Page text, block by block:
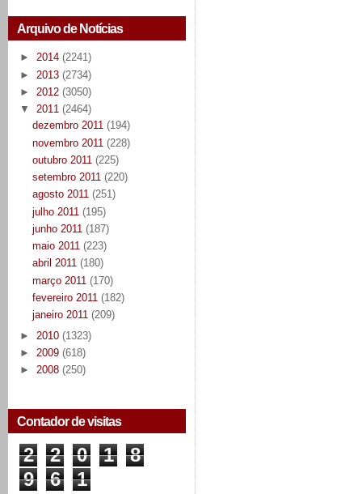
Arquivo de Notícias
► 2014 (2241)
► 2013 (2734)
► 2012 (3050)
▼ 2011 (2464)
dezembro 2011 (194)
novembro 2011 (228)
outubro 2011 (225)
setembro 2011 (220)
agosto 2011 (251)
julho 2011 (195)
junho 2011 (187)
maio 2011 (223)
abril 2011 (180)
março 2011 (170)
fevereiro 2011 (182)
janeiro 2011 (209)
► 2010 (1323)
► 2009 (618)
► 2008 (250)
Contador de visitas
2 2 0 1
8
9
6 1